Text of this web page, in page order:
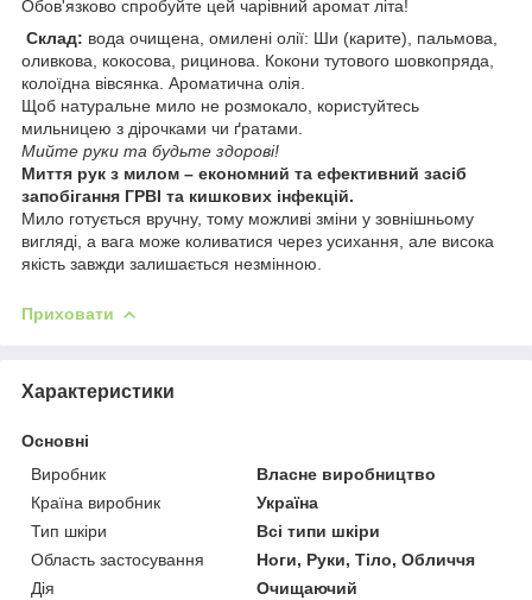
Обов'язково спробуйте цей чарівний аромат літа!
Склад: вода очищена, омилені олії: Ши (карите), пальмова,
оливкова, кокосова, рицинова. Кокони тутового шовкопряда,
колоїдна вівсянка. Ароматична олія.
Щоб натуральне мило не розмокало, користуйтесь
мильницею з дірочками чи ґратами.
Мийте руки та будьте здорові!
Миття рук з милом – економний та ефективний засіб
запобігання ГРВІ та кишкових інфекцій.
Мило готується вручну, тому можливі зміни у зовнішньому
вигляді, а вага може коливатися через усихання, але висока
якість завжди залишається незмінною.
Приховати
Характеристики
Основні
Виробник
Власне виробництво
Країна виробник
Україна
Тип шкіри
Всі типи шкіри
Область застосування
Ноги, Руки, Тіло, Обличчя
Дія
Очищаючий